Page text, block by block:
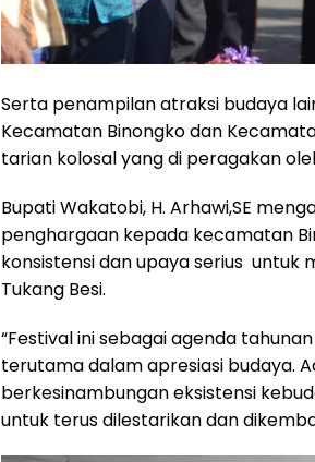
Serta penampilan atraksi budaya
Kecamatan Binongko dan
tarian kolosal yang di peragakan
Bupati Wakatobi, H. Arhawi,SE
penghargaan kepada kecamatan
konsistensi dan upaya serius untuk
Tukang Besi.
“Festival ini sebagai agenda
terutama dalam apresiasi budaya.
berkesinambungan eksistensi
untuk terus dilestarikan dan